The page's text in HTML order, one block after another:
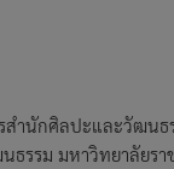
ำนักศิลปะและวัฒน
รรม มหาวิทยาลัยร